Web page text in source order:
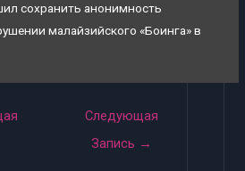
сохранить анонимность
малайзийского «Боинга» в
Следующая
Запись →